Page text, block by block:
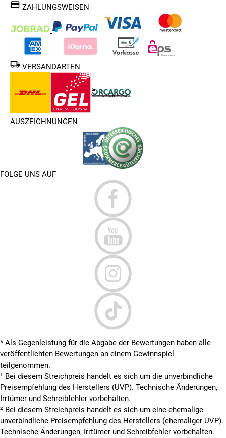
ZAHLUNGSWEISEN
VERSANDARTEN
AUSZEICHNUNGEN
FOLGE UNS AUF
* Als Gegenleistung für die Abgabe der Bewertungen haben alle
veröffentlichten Bewertungen an einem Gewinnspiel
teilgenommen.
¹ Bei diesem Streichpreis handelt es sich um die unverbindliche
Preisempfehlung des Herstellers (UVP). Technische Änderungen,
Irrtümer und Schreibfehler vorbehalten.
² Bei diesem Streichpreis handelt es sich um eine ehemalige
unverbindliche Preisempfehlung des Herstellers (ehemaliger UVP).
Technische Änderungen, Irrtümer und Schreibfehler vorbehalten.